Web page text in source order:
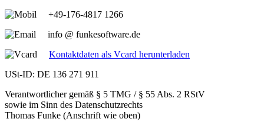
+49-176-4817 1266
info @ funkesoftware.de
Kontaktdaten als Vcard herunterladen
USt-ID: DE 136 271 911
Verantwortlicher gemäß § 5 TMG / § 55 Abs. 2 RStV
sowie im Sinn des Datenschutzrechts
Thomas Funke (Anschrift wie oben)